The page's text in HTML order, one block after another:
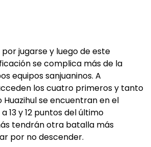
jugarse y luego de este
se complica más de la
equipos sanjuaninos. A
los cuatro primeros y tanto
Huazihul se encuentran en el
13 y 12 puntos del último
tendrán otra batalla más
por no descender.